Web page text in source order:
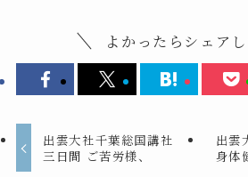
よかったらシェアし
出雲大社千葉総国講社
三日間 ご苦労様、
出雲
身体